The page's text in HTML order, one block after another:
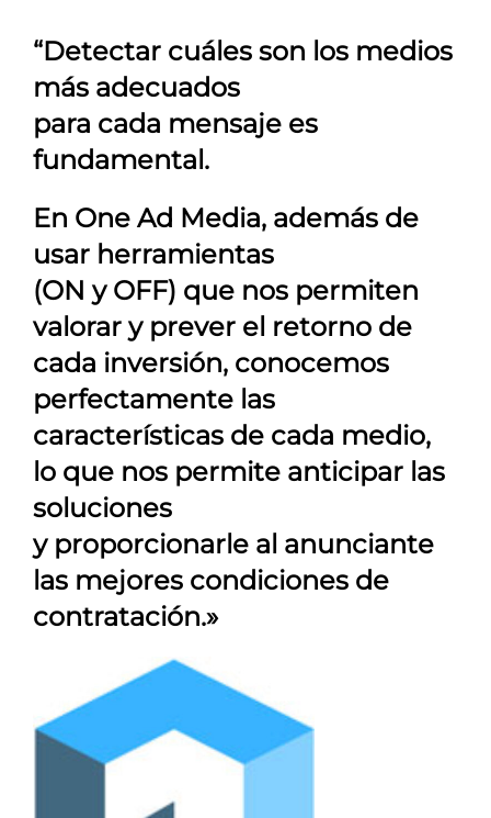
“Detectar cuáles son los medios
más adecuados
para cada mensaje es
fundamental.
En One Ad Media, además de
usar herramientas
(ON y OFF) que nos permiten
valorar y prever el retorno de
cada inversión, conocemos
perfectamente las
características de cada medio,
lo que nos permite anticipar las
soluciones
y proporcionarle al anunciante
las mejores condiciones de
contratación.»